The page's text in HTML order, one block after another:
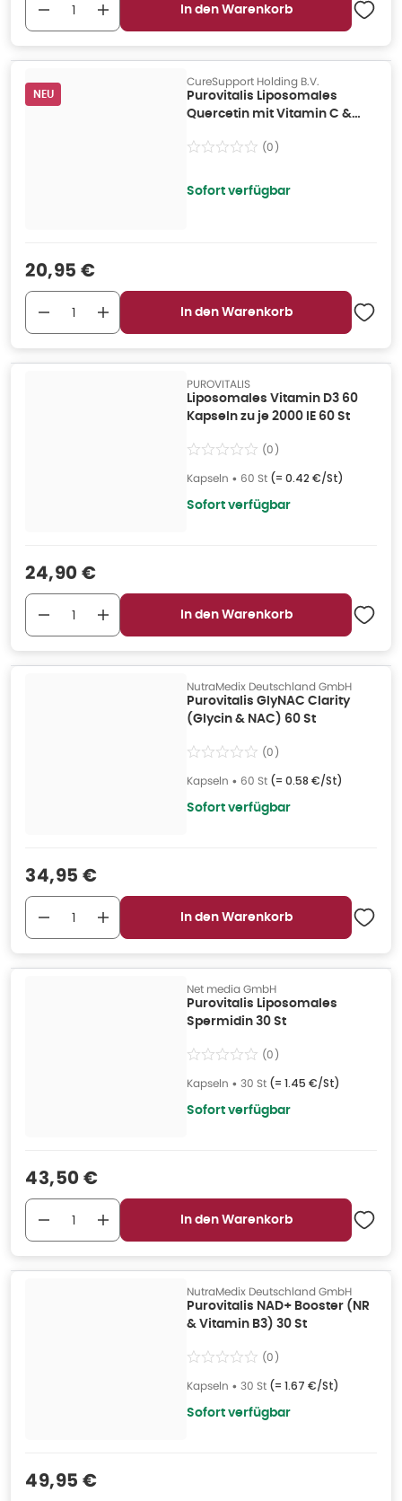
In den Warenkorb
NEU
CureSupport Holding B.V.
Purovitalis Liposomales
Quercetin mit Vitamin C &
(0)
Sofort verfügbar
Verkaufspreis
20,95 €
In den Warenkorb
PUROVITALIS
Liposomales Vitamin D3 60
Kapseln zu je 2000 IE 60 St
(0)
Kapseln • 60 St (= 0.42 €/St)
Sofort verfügbar
Verkaufspreis
24,90 €
In den Warenkorb
NutraMedix Deutschland GmbH
Purovitalis GlyNAC Clarity
(Glycin & NAC) 60 St
(0)
Kapseln • 60 St (= 0.58 €/St)
Sofort verfügbar
Verkaufspreis
34,95 €
In den Warenkorb
Net media GmbH
Purovitalis Liposomales
Spermidin 30 St
(0)
Kapseln • 30 St (= 1.45 €/St)
Sofort verfügbar
Verkaufspreis
43,50 €
In den Warenkorb
NutraMedix Deutschland GmbH
Purovitalis NAD+ Booster (NR
& Vitamin B3) 30 St
(0)
Kapseln • 30 St (= 1.67 €/St)
Sofort verfügbar
Verkaufspreis
49,95 €